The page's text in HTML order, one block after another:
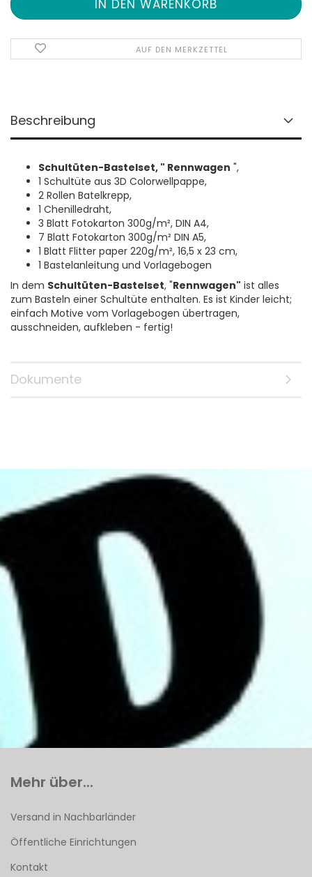
AUF DEN MERKZETTEL
Beschreibung
Schultüten-Bastelset, " Rennwagen ",
1 Schultüte aus 3D Colorwellpappe,
2 Rollen Batelkrepp,
1 Chenilledraht,
3 Blatt Fotokarton 300g/m², DIN A4,
7 Blatt Fotokarton 300g/m² DIN A5,
1 Blatt Flitter paper 220g/m², 16,5 x 23 cm,
1 Bastelanleitung und Vorlagebogen
In dem Schultüten-Bastelset, "Rennwagen" ist alles
zum Basteln einer Schultüte enthalten. Es ist Kinder leicht;
einfach Motive vom Vorlagebogen übertragen,
ausschneiden, aufkleben - fertig!
Dokumente
Mehr über...
Versand in Nachbarländer
Öffentliche Einrichtungen
Kontakt